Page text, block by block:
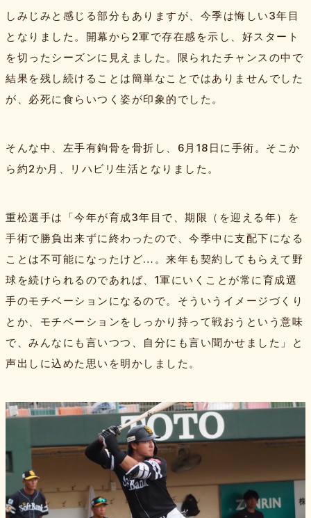
しみじみと感じる部分もありますが、今季は悔しい3年目
となりました。開幕から2軍で存在感を示し、好スタート
を切ったシーズンに見えました。限られたチャンスの中で
結果を残し続けることは簡単なことではありませんでした
が、必死に食らいつく姿が印象的でした。
そんな中、左手有鉤骨を骨折し、6月18日に手術。そこか
ら約2か月、リハビリ生活となりました。
重松選手は「今年が育成3年目で、期限（を迎える年）を
手術で勝負出来ずに終わったので、今季中に支配下になる
ことは不可能になったけど…。来年も契約してもらえて野
球を続けられるのであれば、1軍にいくことが常に育成選
手のモチベーションになるので。そういうイメージづくり
とか、モチベーションをしっかり持って戦おうという意味
で、みんなにも言いつつ、自分にも言い聞かせました」と
声出しに込めた思いを明かしました。